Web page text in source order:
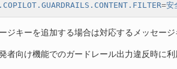
=安
ジキーを追加する場合は対応するメッセー
者向け機能でのガードレール出力違反時に